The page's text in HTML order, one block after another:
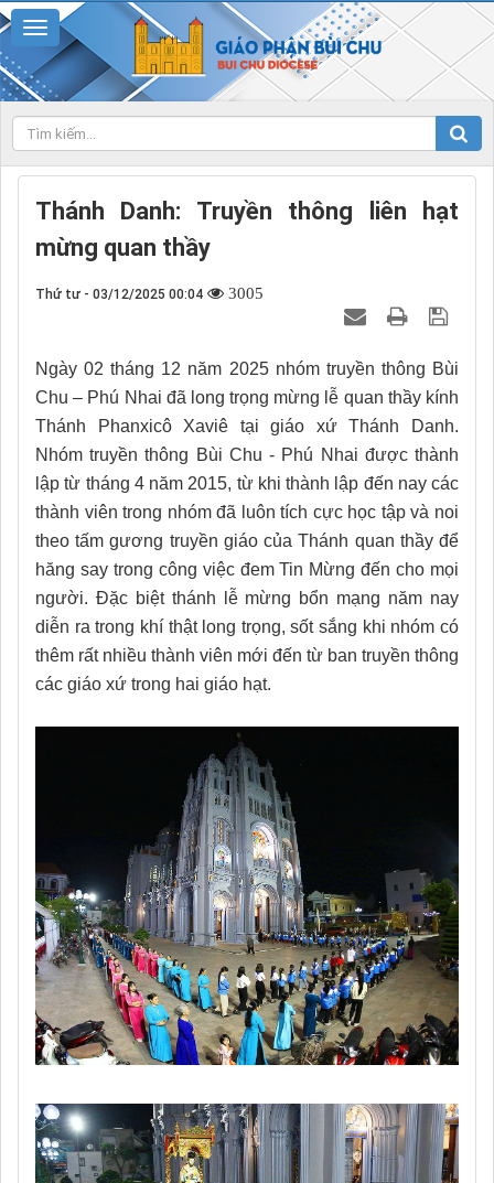
Thánh Danh: Truyền thông liên hạt
mừng quan thầy
Thứ tư - 03/12/2025 00:04 3005
Ngày 02 tháng 12 năm 2025 nhóm truyền thông Bùi
Chu – Phú Nhai đã long trọng mừng lễ quan thầy kính
Thánh Phanxicô Xaviê tại giáo xứ Thánh Danh.
Nhóm truyền thông Bùi Chu - Phú Nhai được thành
lập từ tháng 4 năm 2015, từ khi thành lập đến nay các
thành viên trong nhóm đã luôn tích cực học tập và noi
theo tấm gương truyền giáo của Thánh quan thầy để
hăng say trong công việc đem Tin Mừng đến cho mọi
người. Đặc biệt thánh lễ mừng bổn mạng năm nay
diễn ra trong khí thật long trọng, sốt sắng khi nhóm có
thêm rất nhiều thành viên mới đến từ ban truyền thông
các giáo xứ trong hai giáo hạt.